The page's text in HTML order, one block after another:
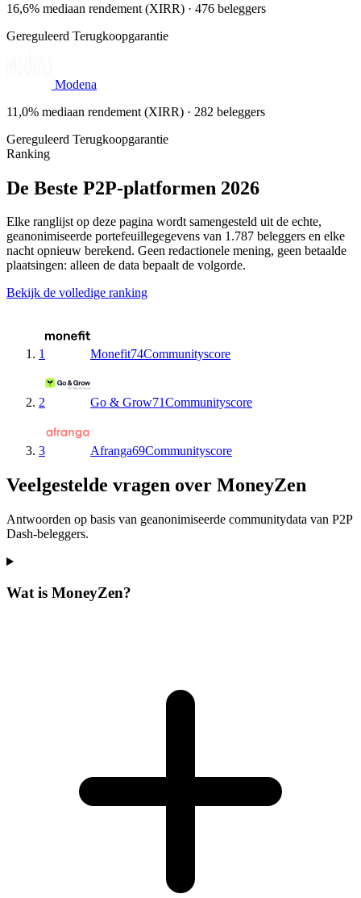
16,6% mediaan rendement (XIRR) · 476 beleggers
Gereguleerd Terugkoopgarantie
Modena
11,0% mediaan rendement (XIRR) · 282 beleggers
Gereguleerd Terugkoopgarantie
Ranking
De Beste P2P-platformen 2026
Elke ranglijst op deze pagina wordt samengesteld uit de echte,
geanonimiseerde portefeuillegegevens van 1.787 beleggers en elke
nacht opnieuw berekend. Geen redactionele mening, geen betaalde
plaatsingen: alleen de data bepaalt de volgorde.
Bekijk de volledige ranking
1 Monefit74Communityscore
2 Go & Grow71Communityscore
3 Afranga69Communityscore
Veelgestelde vragen over MoneyZen
Antwoorden op basis van geanonimiseerde communitydata van P2P
Dash-beleggers.
Wat is MoneyZen?